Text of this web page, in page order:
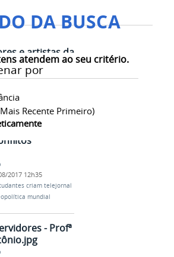
DA BUSCA
atendem ao seu critério.
por
Recente Primeiro)
e artistas da
celebra história,
da Guiné-Bissau
2017 12h35
criam telejornal
mundial
- Profª